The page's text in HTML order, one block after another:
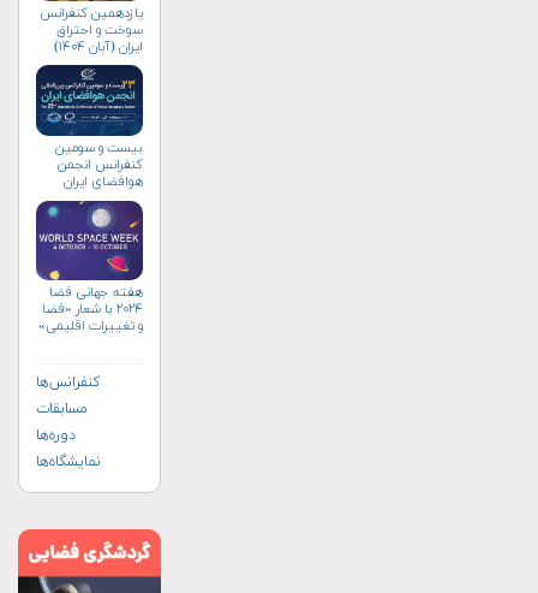
یازدهمین کنفرانس
سوخت و احتراق
ایران (آبان‌ ۱۴۰۴)
بیست و سومین
کنفرانس انجمن
هوافضای ايران
هفته جهانی فضا
۲۰۲۴ با شعار «فضا
و تغییرات اقلیمی»
کنفرانس‌ها
مسابقات
دوره‌ها
نمایشگاه‌ها